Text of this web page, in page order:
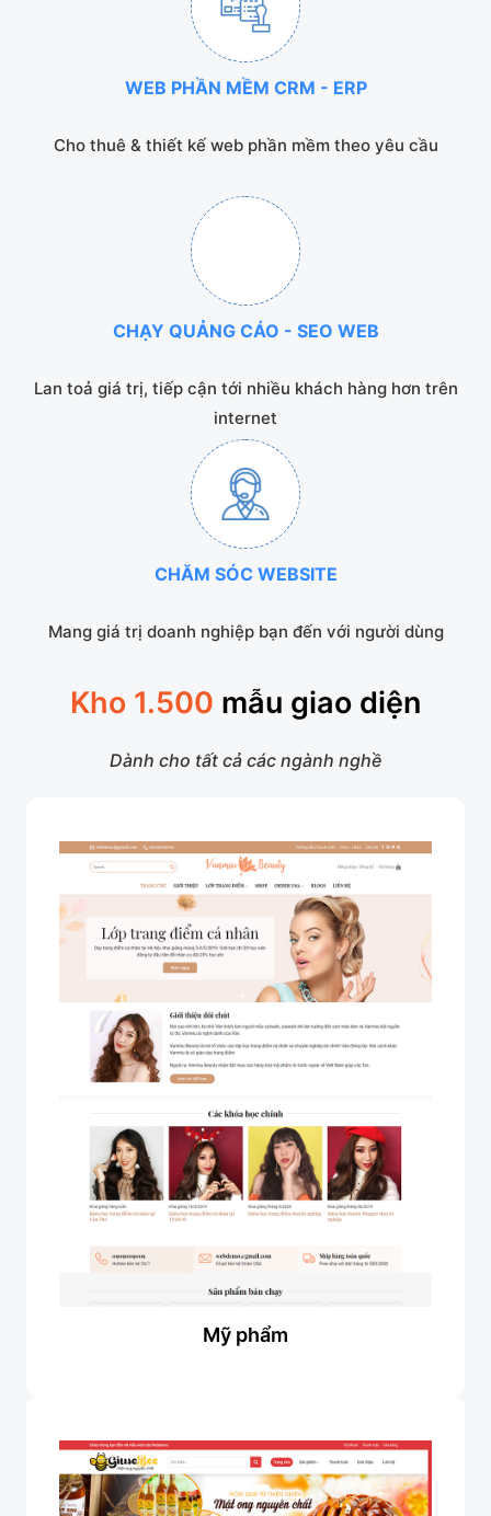
WEB PHẦN MỀM CRM - ERP
Cho thuê & thiết kế web phần mềm theo yêu cầu
CHẠY QUẢNG CÁO - SEO WEB
Lan toả giá trị, tiếp cận tới nhiều khách hàng hơn trên
internet
CHĂM SÓC WEBSITE
Mang giá trị doanh nghiệp bạn đến với người dùng
Kho 1.500 mẫu giao diện
Dành cho tất cả các ngành nghề
Mỹ phẩm